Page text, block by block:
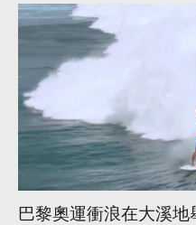
巴黎奧運衝浪在大溪